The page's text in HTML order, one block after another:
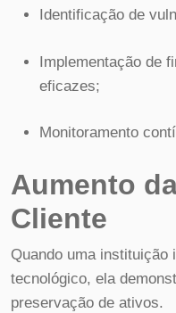
Identificação de
Implementação de
eficazes;
Monitoramento
Aumento
Cliente
Quando uma instituição
tecnológico, ela
preservação de ativos.